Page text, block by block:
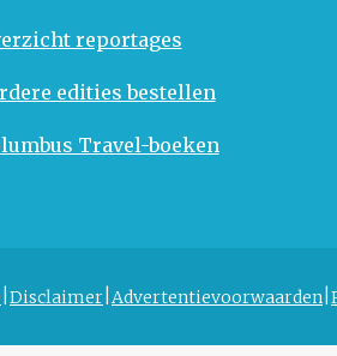
reportages
edities bestellen
Travel-boeken
Disclaimer Advertentievoorwaarden